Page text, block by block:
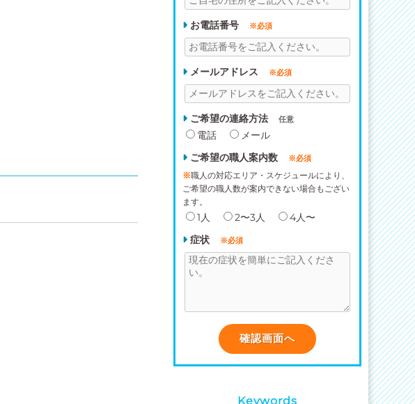
お電話番号 ※必須
メールアドレス ※必須
ご希望の連絡方法 任意
電話
メール
ご希望の職人案内数
※必須
※職人の対応エリア・スケジュールにより、
ご希望の職人数が案内できない場合もござい
ます。
1人 2〜3人
4人〜
症状
※必須
Keywords